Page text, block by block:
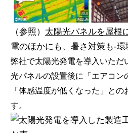
（参照） 太陽光パネルを屋根
電のほかにも、暑さ対策も-環
弊社で太陽光発電を導入いただ
光パネルの設置後に「エアコン
「体感温度が低くなった」との
す。